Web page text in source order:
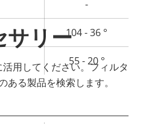
-
104 - 36 °
55 - 20 °
サリー
用してください。フィルタ
ある製品を検索します。